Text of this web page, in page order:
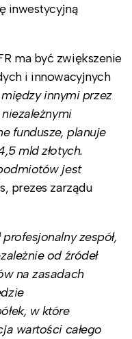
inwestycyjną
ma być zwiększenie
i innowacyjnych
innymi przez
fundusze, planuje
mld złotych.
jest
prezes zarządu
zespół,
od źródeł
na zasadach
w które
wartości całego